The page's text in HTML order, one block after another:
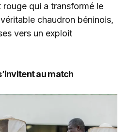
rouge qui a transformé le
chaudron béninois,
vers un exploit
au match